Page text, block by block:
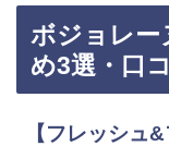
ボジョレー
め3選・口
【フレッシュ